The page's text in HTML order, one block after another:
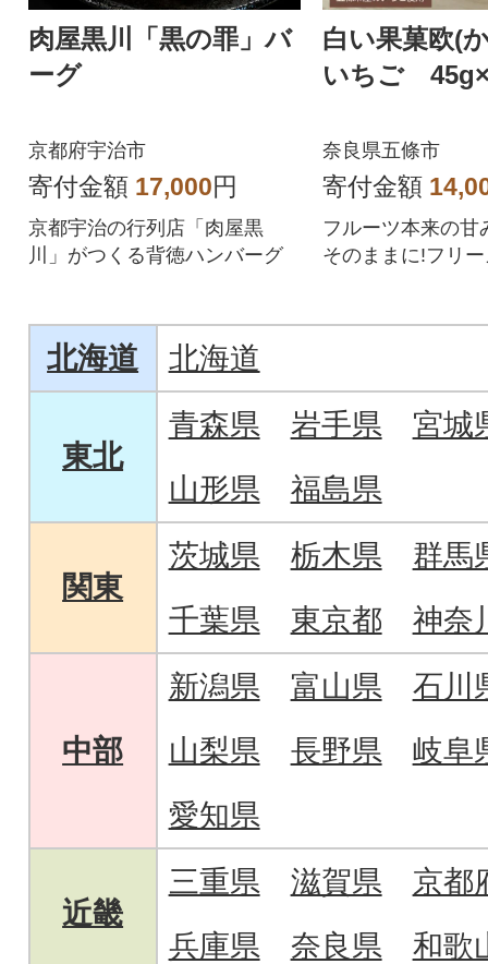
肉屋黒川「黒の罪」バ
ーグ
京都府宇治市
寄付金額 17,000円
京都宇治の行列店「肉屋黒
川」がつくる背徳ハンバーグ
白い果菓欧
いちご
奈良県五條市
寄付金額
フルーツ本来の甘
そのままに!フリ
北海道 北海道
東北
青森県 岩手県
宮城
山形県
福島県
関東
茨城県 栃木県
群馬
千葉県
東京都 神奈
中部
新潟県 富山県
石川
山梨県
長野県
岐阜
愛知県
近畿
三重県 滋賀県
京都
兵庫県
奈良県 和歌